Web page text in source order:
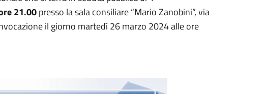
21.00presso la sala consiliare “Mario Zanobini”, via
il giorno martedì 26 marzo 2024 alle ore